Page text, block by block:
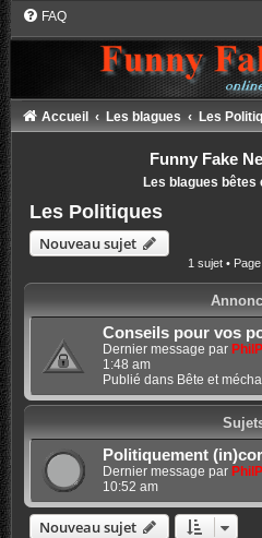
FAQ
Accueil Les blagues Les
Funny Fake
Les blagues bêtes
Les Politiques
Nouveau sujet
1 sujet • Page
Conseils pour vos
Dernier message par
1:48 am
Publié dans Bête et
Politiquement
Dernier message par
10:52 am
Nouveau sujet